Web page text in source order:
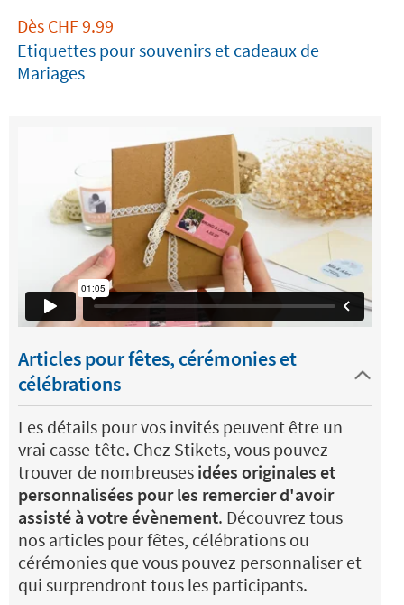
Dès CHF9.99
Etiquettes pour souvenirs et cadeaux de
Mariages
Articles pour fêtes, cérémonies et
célébrations
Les détails pour vos invités peuvent être un
vrai casse-tête. Chez Stikets, vous pouvez
trouver de nombreuses idées originales et
personnalisées pour les remercier d'avoir
assisté à votre évènement. Découvrez tous
nos articles pour fêtes, célébrations ou
cérémonies que vous pouvez personnaliser et
qui surprendront tous les participants.